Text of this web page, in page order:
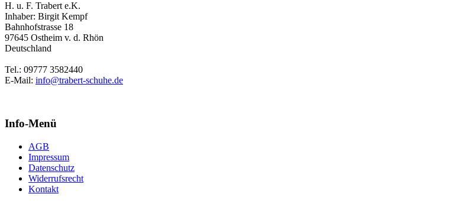
H. u. F. Trabert e.K.
Inhaber: Birgit Kempf
Bahnhofstrasse 18
97645 Ostheim v. d. Rhön
Deutschland
Tel.: 09777 3582440
E-Mail: info@trabert-schuhe.de
Info-Menü
AGB
Impressum
Datenschutz
Widerrufsrecht
Kontakt